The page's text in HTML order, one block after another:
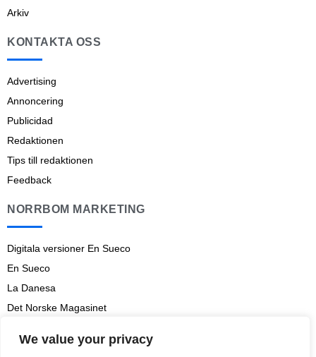
We value your privacy
Arkiv
KONTAKTA OSS
Advertising
Annoncering
Publicidad
Redaktionen
Tips till redaktionen
Feedback
NORRBOM MARKETING
Digitala versioner En Sueco
En Sueco
La Danesa
Det Norske Magasinet
Aviso legal